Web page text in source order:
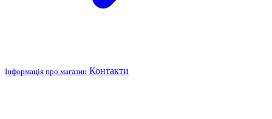
Інформація про магазин Контакти